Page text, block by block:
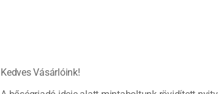
Kedves Vásárlóink!